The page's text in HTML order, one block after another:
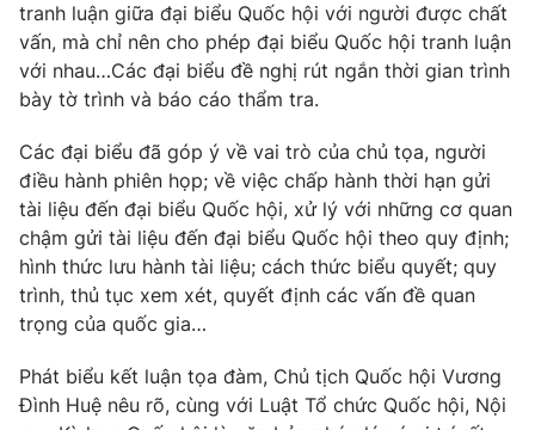
Liên hệ tòa soạn English
THỜI BÁO VTV
Theo dõi báo trên
Cơ quan chủ quản:Đài Truyền hình Việt Nam
Cơ quan báo chí: Thời báo VTV
Giấy phép hoạt động báo in và báo điện tử số 483/GP-BTTTT
cấp ngày 29/12/2023
Tổng Biên tập:Vũ Thanh Thủy
tranh luận giữa đại biểu Quốc hội với người được chất
vấn, mà chỉ nên cho phép đại biểu Quốc hội tranh luận
với nhau…Các đại biểu đề nghị rút ngắn thời gian trình
bày tờ trình và báo cáo thẩm tra.
Các đại biểu đã góp ý về vai trò của chủ tọa, người
điều hành phiên họp; về việc chấp hành thời hạn gửi
tài liệu đến đại biểu Quốc hội, xử lý với những cơ quan
chậm gửi tài liệu đến đại biểu Quốc hội theo quy định;
hình thức lưu hành tài liệu; cách thức biểu quyết; quy
trình, thủ tục xem xét, quyết định các vấn đề quan
trọng của quốc gia…
Phát biểu kết luận tọa đàm, Chủ tịch Quốc hội Vương
Đình Huệ nêu rõ, cùng với Luật Tổ chức Quốc hội, Nội